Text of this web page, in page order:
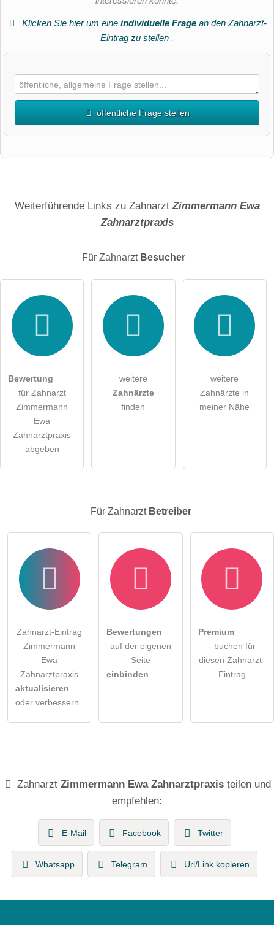
Klicken Sie hier um eine individuelle Fragean den Zahnarzt-
Eintrag zu stellen .
öffentliche Frage stellen
Hiermit akzeptiere ich die .
Die Datenschutzerklärunghabe ich zur Kenntnis genommen.
Klicken Sie hier um eine
Zahnarzt-Eintrag zu stellen
Weiterführende Links zu Zahnarzt Zimmermann Ewa
Zahnarztpraxis
Für Zahnarzt Besucher
Bewertung
für Zahnarzt
Zimmermann
Ewa
Zahnarztpraxis
abgeben
weitere
Zahnärzte
finden
weitere
Zahnärzte in
meiner Nähe
Für Zahnarzt Betreiber
Zahnarzt-Eintrag
Zimmermann
Ewa
Zahnarztpraxis
aktualisieren
oder verbessern
Bewertungen
auf der eigenen
Seite
einbinden
Premium
- buchen für
diesen Zahnarzt-
Eintrag
ZahnarztZimmermann Ewa Zahnarztpraxis teilen und
empfehlen:
E-Mail Facebook Twitter
Whatsapp Telegram Url/Link kopieren